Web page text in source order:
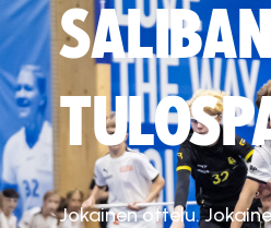
Jokainen ottelu.